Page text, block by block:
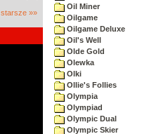
starsze »»
Oil Miner
Oilgame
Oilgame Deluxe
Oil's Well
Olde Gold
Olewka
Olki
Ollie's Follies
Olympia
Olympiad
Olympic Dual
Olympic Skier